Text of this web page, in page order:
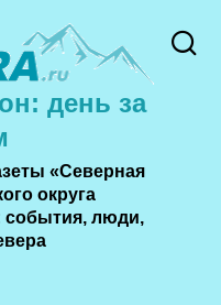
день за
«Северная
округа
события, люди,